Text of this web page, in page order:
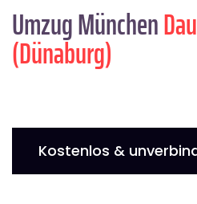
Umzug München
(Dünaburg)
Kostenlos &